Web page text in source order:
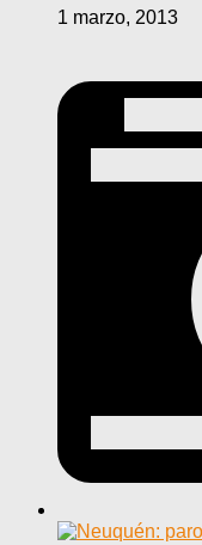
1 marzo, 2013